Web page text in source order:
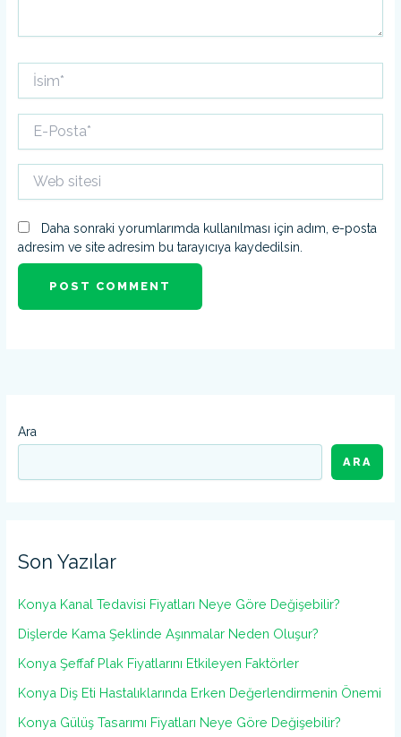
İsim*
Posta*
sitesi
Daha sonraki yorumlarımda kullanılması için adım, e-posta
adresim ve site adresim bu tarayıcıya kaydedilsin.
Ara
ARA
Son Yazılar
Konya Kanal Tedavisi Fiyatları Neye Göre Değişebilir?
Dişlerde Kama Şeklinde Aşınmalar Neden Oluşur?
Konya Şeffaf Plak Fiyatlarını Etkileyen Faktörler
Konya Diş Eti Hastalıklarında Erken Değerlendirmenin Önemi
Konya Gülüş Tasarımı Fiyatları Neye Göre Değişebilir?